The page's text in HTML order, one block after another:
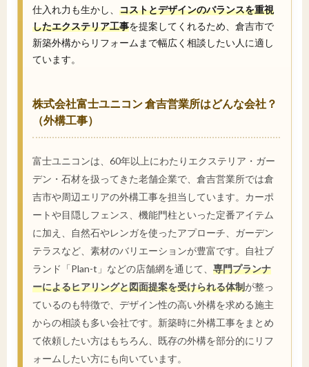
仕入れ力も生かし、 コストとデザインのバランスを重視
したエクステリア工事を提案してくれるため、倉吉市で
新築外構からリフォームまで幅広く相談したい人に適し
ています。
株式会社富士ユニコン 倉吉営業所はどんな会社？
（外構工事）
富士ユニコンは、60年以上にわたりエクステリア・ガー
デン・石材を扱ってきた老舗企業で、倉吉営業所では倉
吉市や周辺エリアの外構工事を担当しています。カーポ
ートや目隠しフェンス、機能門柱といった定番アイテム
に加え、自然石やレンガを使ったアプローチ、ガーデン
テラスなど、素材のバリエーションが豊富です。自社ブ
ランド「Plan-t」などの店舗網を通じて、 専門プランナ
ーによるヒアリングと図面提案を受けられる体制が整っ
ているのも特徴で、デザイン性の高い外構を求める施主
からの相談も多い会社です。新築時に外構工事をまとめ
て依頼したい方はもちろん、既存の外構を部分的にリフ
ォームしたい方にも向いています。